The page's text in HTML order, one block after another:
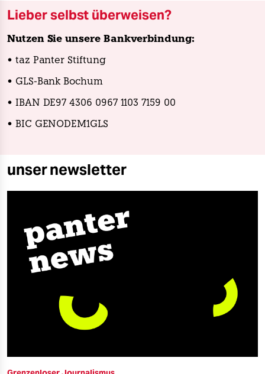
Lieber selbst überweisen?
Nutzen Sie unsere Bankverbindung:
• taz Panter Stiftung
• GLS-Bank Bochum
• IBAN DE97 4306 0967 1103 7159 00
• BIC GENODEM1GLS
unser newsletter